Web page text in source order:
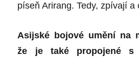
píseň Arirang. Tedy, zpívají a
Asijské bojové umění na
že je také propojené s